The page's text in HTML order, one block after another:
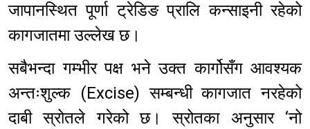
जापानस्थित पूर्णा ट्रेडिङ प्रालि कन्साइनी रहेको
कागजातमा उल्लेख छ।
सबैभन्दा गम्भीर पक्ष भने उक्त कार्गोसँग आवश्यक
अन्तःशुल्क (Excise) सम्बन्धी कागजात नरहेको
दाबी स्रोतले गरेको छ। स्रोतका अनुसार ‘नो